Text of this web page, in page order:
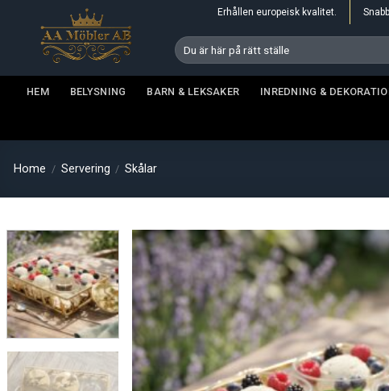
Erhållen europeisk kvalitet.
Search
for:
HEM BELYSNING BARN & LEKSAKER INREDNING &
Home / Servering / Skålar